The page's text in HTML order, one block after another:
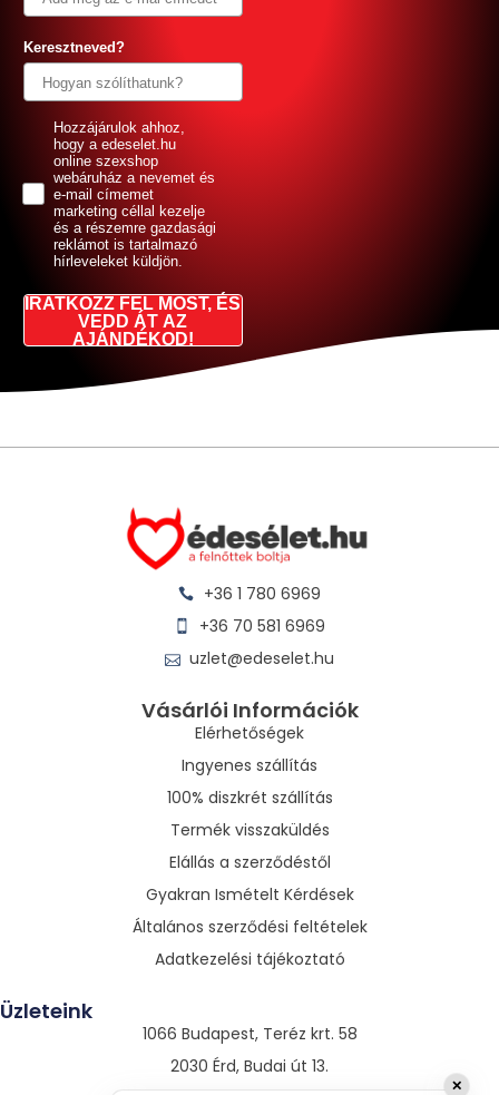
Keresztneved?
GDPRHozzájárulok ahhoz,
hogy a edeselet.hu
online szexshop
webáruház a nevemet és
e-mail címemet
marketing céllal kezelje
és a részemre gazdasági
reklámot is tartalmazó
hírleveleket küldjön.
IRATKOZZ FEL MOST, ÉS
VEDD ÁT AZ
AJÁNDÉKOD!
+36 1 780 6969
+36 70 581 6969
uzlet@edeselet.hu
Vásárlói Információk
Elérhetőségek
Ingyenes szállítás
100% diszkrét szállítás
Termék visszaküldés
Elállás a szerződéstől
Gyakran Ismételt Kérdések
Általános szerződési feltételek
Adatkezelési tájékoztató
Üzleteink
1066 Budapest, Teréz krt. 58
2030 Érd, Budai út 13.
✕